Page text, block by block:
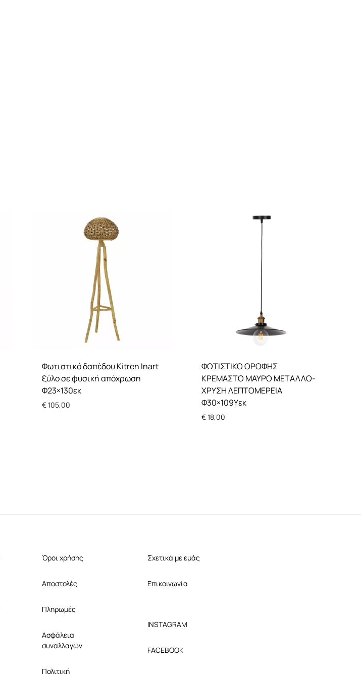
Φωτιστικό δαπέδου Kitren Inart
ξύλο σε φυσική απόχρωση
Φ23×130εκ
€105,00
ΦΩΤΙΣΤΙΚΟ ΟΡΟΦΗΣ
ΚΡΕΜΑΣΤΟ ΜΑΥΡΟ ΜΕΤΑΛΛΟ-
ΧΡΥΣΗ ΛΕΠΤΟΜΕΡΕΙΑ
Φ30×109Υεκ
€18,00
Όροι χρήσης
Αποστολές
Πληρωμές
Ασφάλεια
συναλλαγών
Πολιτική
Σχετικά με εμάς
Επικοινωνία
INSTAGRAM
FACEBOOK